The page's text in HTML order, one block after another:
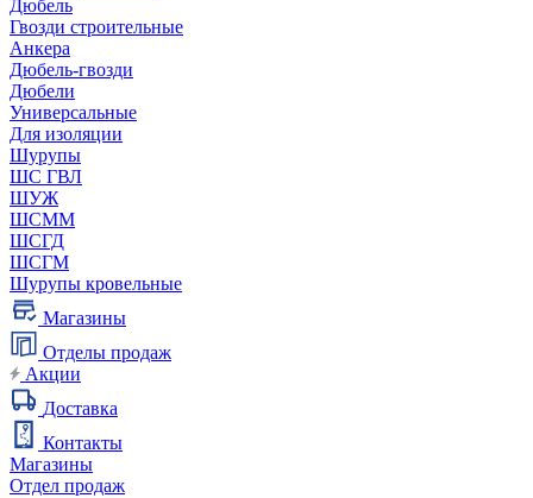
Дюбель
Гвозди строительные
Анкера
Дюбель-гвозди
Дюбели
Универсальные
Для изоляции
Шурупы
ШС ГВЛ
ШУЖ
ШСММ
ШСГД
ШСГМ
Шурупы кровельные
Магазины
Отделы продаж
Акции
Доставка
Контакты
Магазины
Отдел продаж